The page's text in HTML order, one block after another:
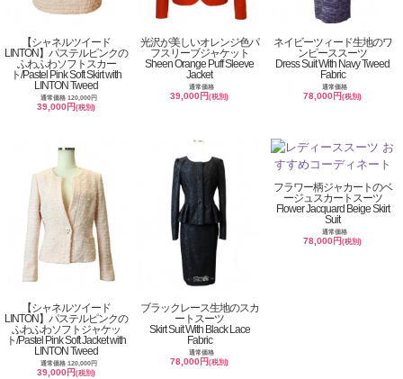
【シャネルツイード
LINTON】パステルピンクの
ふわふわソフトスカー
ト/Pastel Pink Soft Skirt with
LINTON Tweed
通常価格 120,000円
39,000円(税別)
光沢が美しいオレンジ色パ
フスリーブジャケット
Sheen Orange Puff Sleeve
Jacket
通常価格
39,000円(税別)
ネイビーツィード生地のワ
ンピーススーツ
Dress Suit With Navy Tweed
Fabric
通常価格
78,000円(税別)
【シャネルツイード
LINTON】パステルピンクの
ふわふわソフトジャケッ
ト/Pastel Pink Soft Jacket with
LINTON Tweed
通常価格 120,000円
39,000円(税別)
ブラックレース生地のスカ
ートスーツ
Skirt Suit With Black Lace
Fabric
通常価格
78,000円(税別)
フラワー柄ジャカートのベ
ージュスカートスーツ
Flower Jacquard Beige Skirt
Suit
通常価格
78,000円(税別)